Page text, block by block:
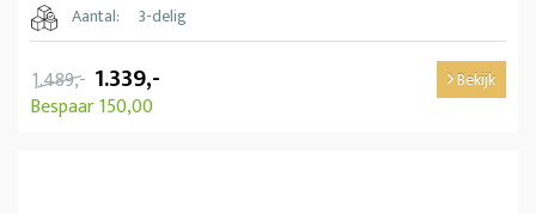
Aantal:
3-delig
1.489,- 1.339,-
Bespaar 150,00
Bekijk